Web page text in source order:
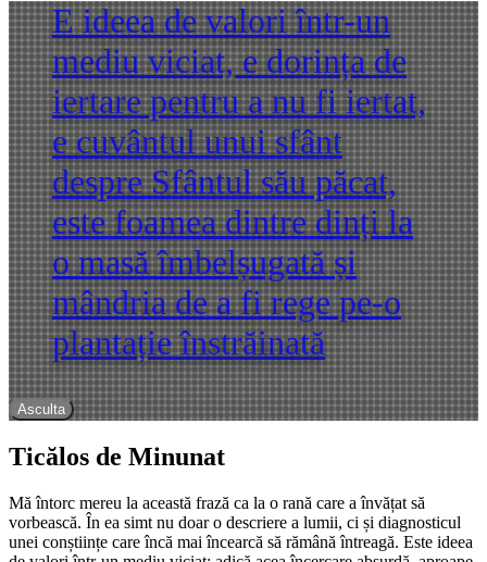
E ideea de valori într-un
mediu viciat, e dorința de
iertare pentru a nu fi iertat,
e cuvântul unui sfânt
despre Sfântul său păcat,
este foamea dintre dinți la
o masă îmbelșugată și
mândria de a fi rege pe-o
plantație înstrăinată
Asculta
Ticălos de Minunat
Mă întorc mereu la această frază ca la o rană care a învățat să
vorbească. În ea simt nu doar o descriere a lumii, ci și diagnosticul
unei conștiințe care încă mai încearcă să rămână întreagă. Este ideea